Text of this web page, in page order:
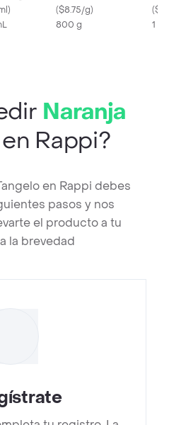
)
($8.75/g)
800 g
(
1 X
Naranja
Rappi?
en Rappi debes
pasos y nos
el producto a tu
la brevedad